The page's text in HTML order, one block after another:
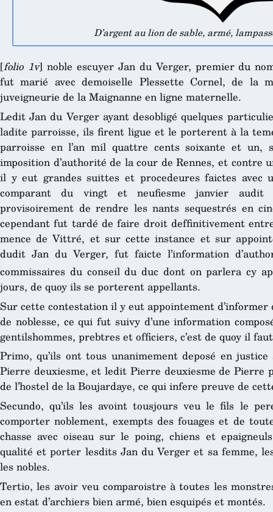
D’argent au lion de sable, armé,
[folio 1v] noble escuyer Jan du Verger, premier du
fut marié avec demoiselle Plessette Cornel, de la
juveigneurie de la Maignanne en ligne maternelle.
Ledit Jan du Verger ayant desobligé quelques
ladite parroisse, ils firent ligue et le porterent à la
parroisse en l’an mil quattre cents soixante et un,
imposition d’authorité de la cour de Rennes, et contre
il y eut grandes suittes et procedeures faictes
comparant du vingt et neufiesme janvier audit
provisoirement de rendre les nants sequestrés en
cependant fut tardé de faire droit deffinitivement
mence de Vittré, et sur cette instance et sur
dudit Jan du Verger, fut faicte l’information
commissaires du conseil du duc dont on parlera cy
jours, de quoy ils se porterent appellants.
Sur cette contestation il y eut appointement d’informer
de noblesse, ce qui fut suivy d’une information
gentilshommes, prebtres et officiers, c’est de quoy il
Primo, qu’ils ont tous unanimement deposé en
Pierre deuxiesme, et ledit Pierre deuxiesme de Pierre
de l’hostel de la Boujardaye, ce qui infere preuve de
Secundo, qu’ils les avoint tousjours veu le fils le
comporter noblement, exempts des fouages et de
chasse avec oiseau sur le poing, chiens et
qualité et porter lesdits Jan du Verger et sa femme,
les nobles.
Tertio, les avoir veu comparoistre à toutes les
en estat d’archiers bien armé, bien esquipés et montés.